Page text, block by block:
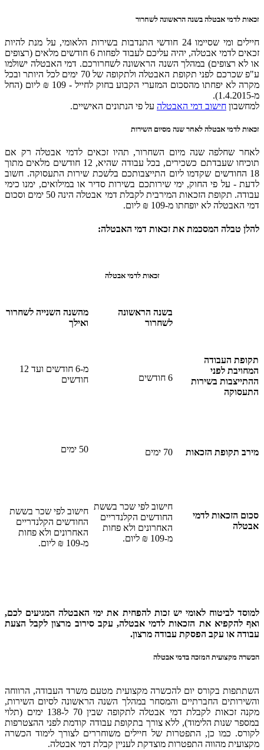
אבטלה בשנה הראשונה לשחרור
חיילים ומי שסיימו 24 חודשי התנדבות בשירות הלאומי, על מנת להיות
זכאים לדמי אבטלה, יהיה עליכם לעבוד לפחות 6 חודשים מלאים (רצופים
רצופים) במהלך השנה הראשונה לשחרורכם. דמי האבטלה ישולמו
ע"פ שכרכם לפני תקופת האבטלה ולתקופה של 70 ימים לכל היותר ובכל
מקרה לא יפחתו מהסכום המזערי הקבוע בחוק לחייל - 109 ₪ ליום (החל
חישוב דמי האבטלהעל פי הנתונים האישיים.
אבטלה לאחר שנה מסיום השירות
שחלפה שנה מיום השחרור, תהיו זכאים לדמי אבטלה רק אם
תוכיחו שעבדתם כשכירים, בכל עבודה שהיא, 12 חודשים מלאים מתוך
החודשים שקדמו ליום התייצבותכם בלשכת שירות התעסוקה. חשוב
על פי החוק, ימי שירותכם בשירות סדיר או במילואים, ימנו כימי
עבודה. תקופת הזכאות המירבית לקבלת דמי אבטלה הינה 50 ימים וסכום
לא יופחתו מ-109 ₪ ליום.
טבלה המסכמת את זכאות דמי האבטלה:
זכאות לדמי אבטלה
בשנה הראשונה
לשחרור
מהשנה השנייה לשחרור
העבודה
לפני
בשירות
6 חודשים
מ-6 חודשים ועד 12
חודשים
תקופת הזכאות 70 ימים
לדמי
חישוב לפי שכר בששת
החודשים הקלנדריים
האחרונים ולא פחות
חישוב לפי שכר בששת
החודשים הקלנדריים
האחרוניםולא פחות
לביטוח לאומי יש זכות להפחית את ימי האבטלה המגיעים לכם,
את הזכאות לדמי אבטלה, עקב סירוב מרצון לקבל הצעת
או עקב הפסקת עבודה מרצון.
מקצועית המזכה בדמי אבטלה
בקורס יום להכשרה מקצועית מטעםמשרד העבודה, הרווחה
החברתייםוהמסחר במהלך השנה הראשונה לסיום השירות,
מקנה זכאות לקבלת דמי אבטלה לתקופה שבין 70 ל-138 ימים (תלוי
שנות הלימוד), ללא צורך בתקופת עבודה קודמת לפני ההצטרפות
כמו כן, התפטרות של חיילים משוחררים לצורך לימוד הכשרה
מהווה התפטרות מוצדקת לעניין קבלת דמי אבטלה.